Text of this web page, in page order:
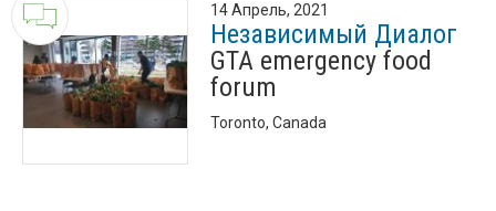
14 Апрель, 2021
Независимый Диалог
GTA emergency food
forum
Toronto, Canada